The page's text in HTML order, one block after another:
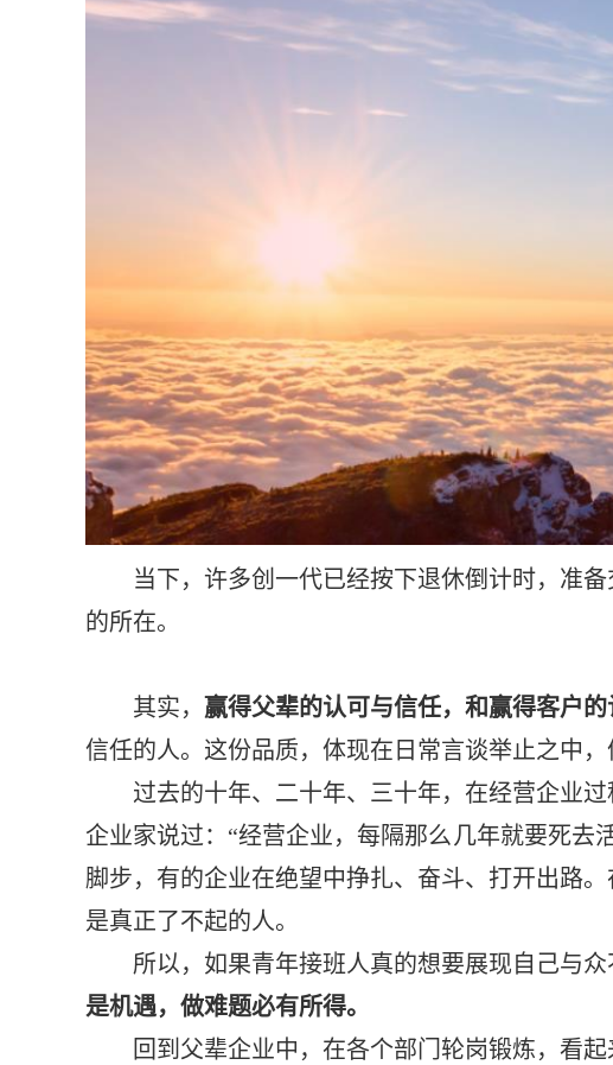
当下，许多创一代已经按下退休倒计时，准备
的所在。
其实， 赢得父辈的认可与信任，和赢得客户的
信任的人。这份品质，体现在日常言谈举止之中
过去的十年、二十年、三十年，在经营企业过
企业家说过：“经营企业，每隔那么几年就要死去
脚步，有的企业在绝望中挣扎、奋斗、打开出路
是真正了不起的人。
所以，如果青年接班人真的想要展现自己与众
是机遇，做难题必有所得。
回到父辈企业中，在各个部门轮岗锻炼，看起